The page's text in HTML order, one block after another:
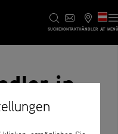
SUCHEKONTAKTHÄNDLER AT MENÜ
in